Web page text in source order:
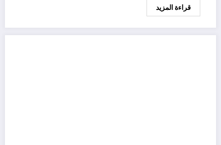
قراءة المزيد